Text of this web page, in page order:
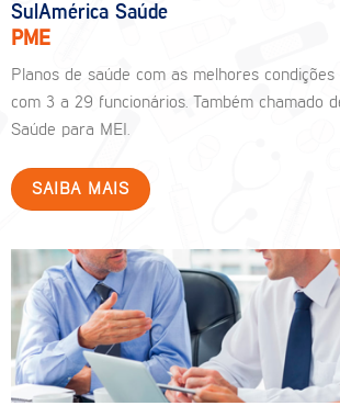
SulAmérica Saúde
PME
Planos de saúde com as melhores
com 3 a 29 funcionários. Também chamado
Saúde para MEI.
SAIBA MAIS